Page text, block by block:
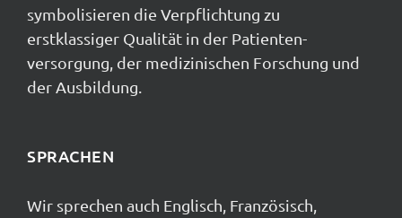
symbolisieren die Verpflichtung zu
erstklassiger Qualität in der Patienten-
versorgung, der medizinischen Forschung und
der Ausbildung.
SPRACHEN
Wir sprechen auch Englisch, Französisch,